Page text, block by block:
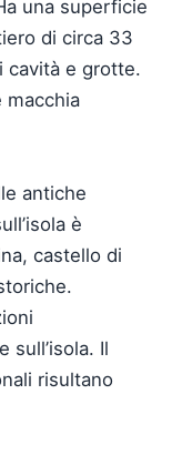
una superficie
di circa 33
cavità e grotte.
macchia
antiche
è
castello di
sull’isola. Il
risultano